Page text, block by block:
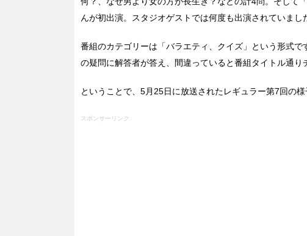
んが初出演。スタジオゲストでは何度も出演されていまし
番組のカテゴリーは「バラエティ、クイズ」という形式
の疑問に解答者が答え、間違っていると番組タイトル通り
ということで、5月25日に放送されたレギュラー第7回の
スポンサーリンク